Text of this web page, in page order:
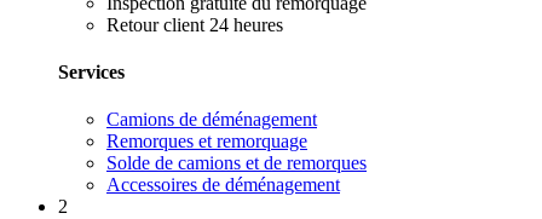
Retour client 24 heures
Services
Camions de déménagement
Remorques et remorquage
Solde de camions et de remorques
Accessoires de déménagement
2